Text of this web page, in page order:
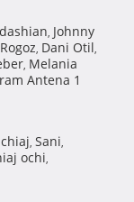
, Johnny
, Dani Otil,
, Melania
Antena 1
, Sani,
ochi,